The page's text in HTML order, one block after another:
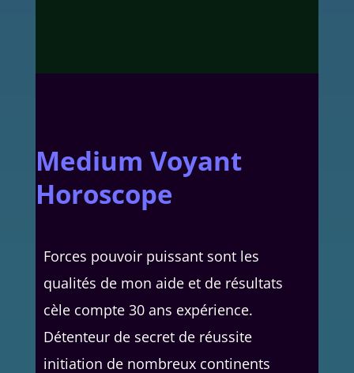
Medium Voyant
Horoscope
Forces pouvoir puissant sont les
qualités de mon aide et de résultats
cèle compte 30 ans expérience.
Détenteur de secret de réussite
initiation de nombreux continents